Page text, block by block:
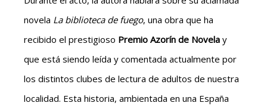
novela La biblioteca de fuego, una obra que ha
recibido el prestigioso Premio Azorín de Novela y
que está siendo leída y comentada actualmente por
los distintos clubes de lectura de adultos de nuestra
localidad. Esta historia, ambientada en una España